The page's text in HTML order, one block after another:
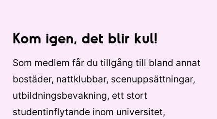
Kom igen, det blir kul!
Som medlem får du tillgång till bland annat
bostäder, nattklubbar, scenuppsättningar,
utbildningsbevakning, ett stort
studentinflytande inom universitet,